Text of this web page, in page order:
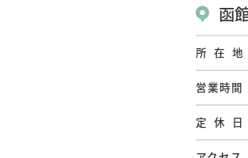
函
所在
営業時間
定休